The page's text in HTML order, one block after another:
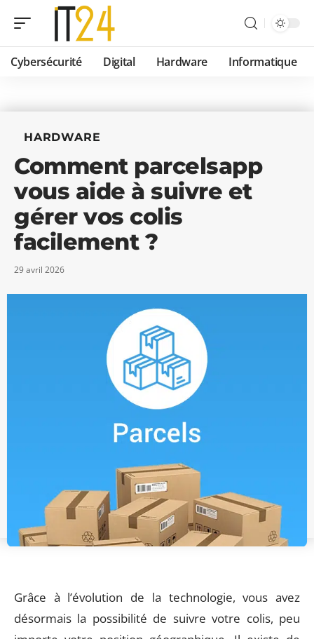
Cybersécurité Digital Hardware Informatique
HARDWARE
Comment parcelsapp
vous aide à suivre et
gérer vos colis
facilement ?
29 avril 2026
Grâce à l’évolution de la technologie, vous avez
désormais la possibilité de suivre votre colis, peu